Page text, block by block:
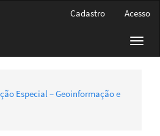
Cadastro Acesso
Especial – Geoinformação e